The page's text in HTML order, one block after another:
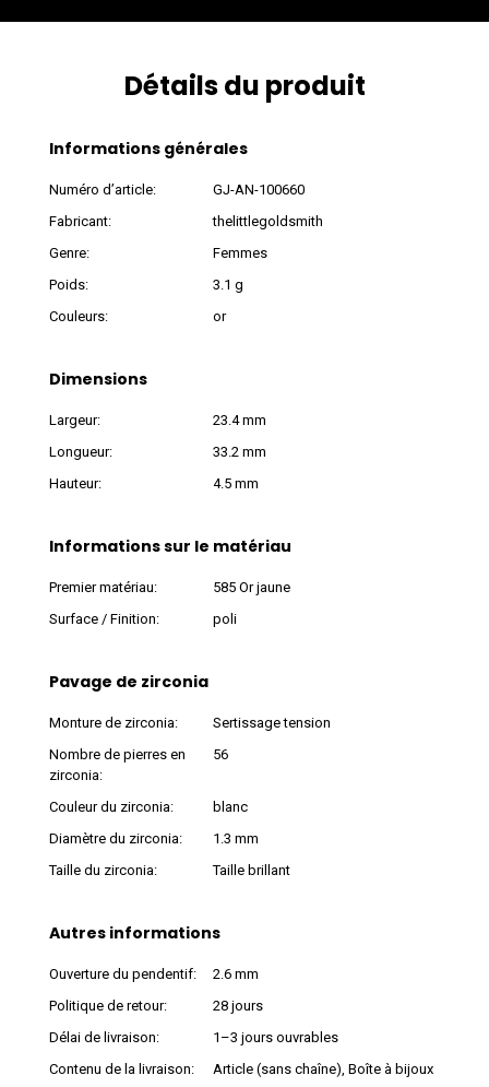
Détails du produit
Informations générales
Numéro d’article:
GJ-AN-100660
Fabricant:
thelittlegoldsmith
Genre:
Femmes
Poids:
3.1 g
Couleurs:
or
Dimensions
Largeur:
23.4 mm
Longueur:
33.2 mm
Hauteur:
4.5 mm
Informations sur le matériau
Premier matériau:
585 Or jaune
Surface / Finition:
poli
Pavage de zirconia
Monture de zirconia:
Sertissage tension
Nombre de pierres en
zirconia:
56
Couleur du zirconia:
blanc
Diamètre du zirconia:
1.3 mm
Taille du zirconia:
Taille brillant
Autres informations
Ouverture du pendentif:
2.6 mm
Politique de retour:
28 jours
Délai de livraison:
1–3 jours ouvrables
Contenu de la livraison:
Article (sans chaîne), Boîte à bijoux